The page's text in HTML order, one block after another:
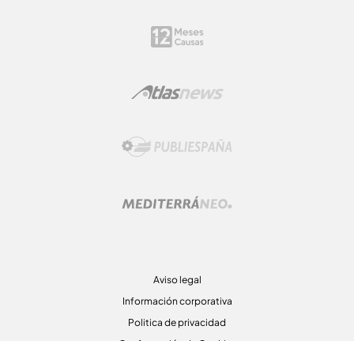
Aviso legal
Información corporativa
Politica de privacidad